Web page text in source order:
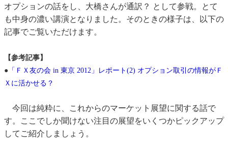
オプションの話をし、大橋さんが通訳？ として参戦。とて
も中身の濃い講演となりました。そのときの様子は、以下の
記事でご覧いただけます。
【参考記事】
● 「ＦＸ友の会 in 東京 2012」レポート(2) オプション取引の情報がＦ
Ｘに活かせる？
今回は純粋に、これからのマーケット展望に関する話で
す。ここでしか聞けない注目の展望をいくつかピックアップ
してご紹介しましょう。